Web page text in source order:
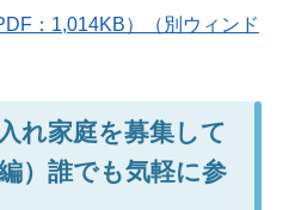
：1,014KB）（別ウィンド
れ家庭を募集して
）誰でも気軽に参